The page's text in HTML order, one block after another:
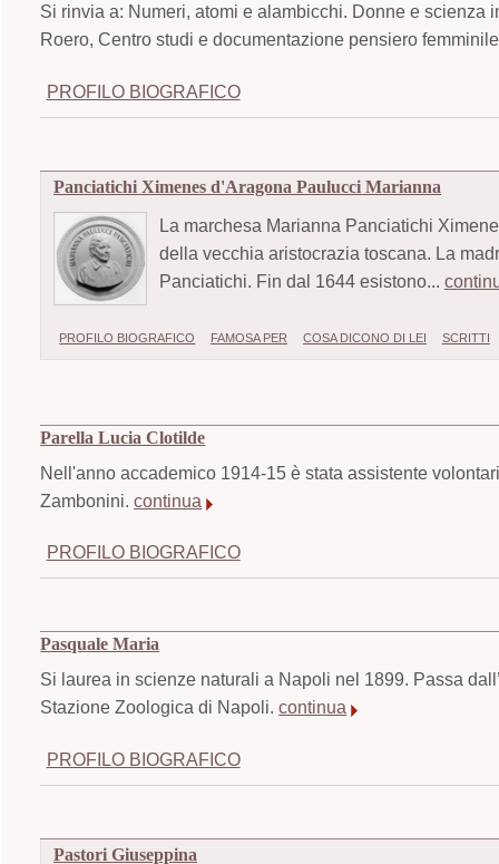
Si rinvia a: Numeri, atomi e alambicchi. Donne e scienza
Roero, Centro studi e documentazione pensiero
PROFILO BIOGRAFICO
Panciatichi Ximenes d'Aragona Paulucci Marianna
La marchesa Marianna Panciatichi
della vecchia aristocrazia toscana. La
Panciatichi. Fin dal 1644 esistono...
PROFILO BIOGRAFICO FAMOSA PER COSA DICONO DI LEI SCRITTI
Parella Lucia Clotilde
Nell'anno accademico 1914-15 è stata assistente
Zambonini.continua
PROFILO BIOGRAFICO
Pasquale Maria
Si laurea in scienze naturali a Napoli nel 1899. Passa
Stazione Zoologica di Napoli.continua
PROFILO BIOGRAFICO
Pastori Giuseppina